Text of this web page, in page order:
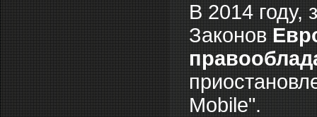
В 2014
Законов
Mobile".